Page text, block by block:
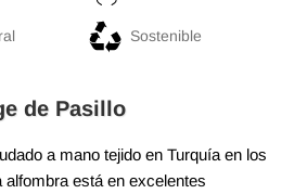
Sostenible
de Pasillo
a mano tejido en Turquía en los
está en excelentes